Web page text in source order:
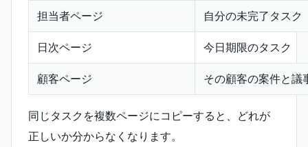
担当者ページ 自分の未完了タスク
日次ページ 今日期限のタスク
顧客ページ その顧客の案件と議
同じタスクを複数ページにコピーすると、どれが
正しいか分からなくなります。